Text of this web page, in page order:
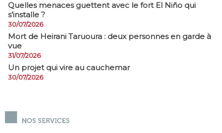
Quelles menaces guettent avec le fort El Niño qui
s’installe ?
30/07/2026
Mort de Heirani Taruoura : deux personnes en garde à
vue
31/07/2026
Un projet qui vire au cauchemar
30/07/2026